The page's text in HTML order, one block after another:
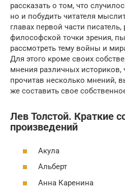
рассказать о том, что
но и побудить читателя
главах первой части
философской точки зрения,
рассмотреть тему войны и
Для этого кроме своих
мнения различных историков,
прочитав несколько мнений,
же составить свое
Лев Толстой. Краткие
произведений
Акула
Альберт
Анна Каренина